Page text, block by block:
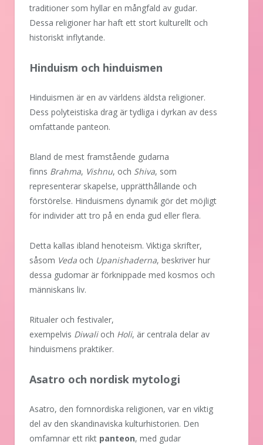
traditioner som hyllar en mångfald av gudar.
Dessa religioner har haft ett stort kulturellt och
historiskt inflytande.
Hinduism och hinduismen
Hinduismen är en av världens äldsta religioner.
Dess polyteistiska drag är tydliga i dyrkan av dess
omfattande panteon.
Bland de mest framstående gudarna
finns Brahma, Vishnu, och Shiva, som
representerar skapelse, upprätthållande och
förstörelse. Hinduismens dynamik gör det möjligt
för individer att tro på en enda gud eller flera.
Detta kallas ibland henoteism. Viktiga skrifter,
såsom Veda och Upanishaderna, beskriver hur
dessa gudomar är förknippade med kosmos och
människans liv.
Ritualer och festivaler,
exempelvis Diwalioch Holi, är centrala delar av
hinduismens praktiker.
Asatro och nordisk mytologi
Asatro, den fornnordiska religionen, var en viktig
del av den skandinaviska kulturhistorien. Den
omfamnar ett rikt panteon, med gudar